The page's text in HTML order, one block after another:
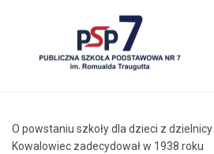
O powstaniu szkoły dla dzieci z dzielnicy
Kowalowiec zadecydował w 1938 roku